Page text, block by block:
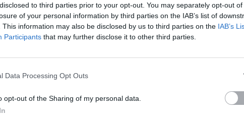
to third parties prior to your opt-out. You may separately opt-out of
of your personal information by third parties on the IAB’s list of
This information may also be disclosed by us to third parties on the IAB’s
Participants that may further disclose it to other third parties.
Data Processing Opt Outs
opt-out of the Sharing of my personal data.
να ιδρύσει νέο κόμμα οΑντώνης Σαμαράς
μέχρις ώρας επίμονα κάθε έκφραση στήριξης
της υπερβολικής αυτοπεποίθησης